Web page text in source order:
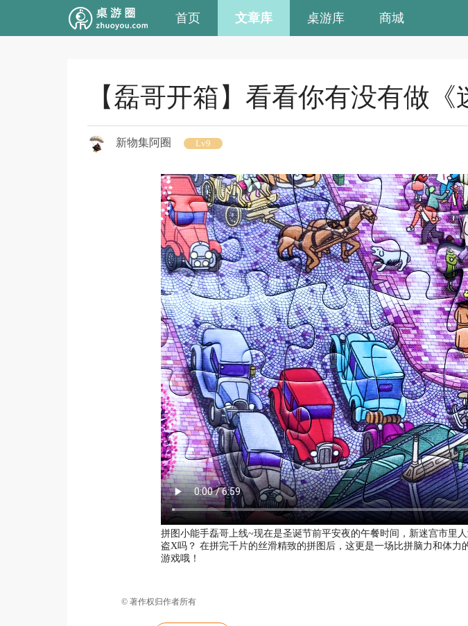
首页 文章库 桌游库 商城
【磊哥开箱】看看你有没有做
新物集阿圈 Lv9
拼图小能手磊哥上线~现在是圣诞节前平安夜的午餐时间，新迷宫市里
盗X吗？ 在拼完千片的丝滑精致的拼图后，这更是一场比拼脑力和体
游戏哦！
© 著作权归作者所有